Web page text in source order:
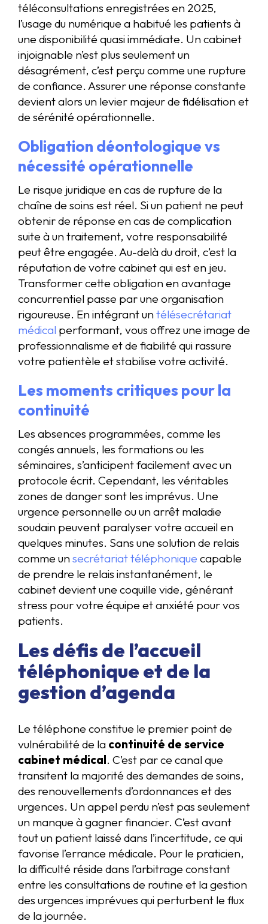
téléconsultations enregistrées en 2025,
l’usage du numérique a habitué les patients à
une disponibilité quasi immédiate. Un cabinet
injoignable n’est plus seulement un
désagrément, c’est perçu comme une rupture
de confiance. Assurer une réponse constante
devient alors un levier majeur de fidélisation et
de sérénité opérationnelle.
Obligation déontologique vs
nécessité opérationnelle
Le risque juridique en cas de rupture de la
chaîne de soins est réel. Si un patient ne peut
obtenir de réponse en cas de complication
suite à un traitement, votre responsabilité
peut être engagée. Au-delà du droit, c’est la
réputation de votre cabinet qui est en jeu.
Transformer cette obligation en avantage
concurrentiel passe par une organisation
rigoureuse. En intégrant untélésecrétariat
médical performant, vous offrez une image de
professionnalisme et de fiabilité qui rassure
votre patientèle et stabilise votre activité.
Les moments critiques pour la
continuité
Les absences programmées, comme les
congés annuels, les formations ou les
séminaires, s’anticipent facilement avec un
protocole écrit. Cependant, les véritables
zones de danger sont les imprévus. Une
urgence personnelle ou un arrêt maladie
soudain peuvent paralyser votre accueil en
quelques minutes. Sans une solution de relais
comme unsecrétariat téléphonique capable
de prendre le relais instantanément, le
cabinet devient une coquille vide, générant
stress pour votre équipe et anxiété pour vos
patients.
Les défis de l’accueil
téléphonique et de la
gestion d’agenda
Le téléphone constitue le premier point de
vulnérabilité de la continuité de service
cabinet médical. C’est par ce canal que
transitent la majorité des demandes de soins,
des renouvellements d’ordonnances et des
urgences. Un appel perdu n’est pas seulement
un manque à gagner financier. C’est avant
tout un patient laissé dans l’incertitude, ce qui
favorise l’errance médicale. Pour le praticien,
la difficulté réside dans l’arbitrage constant
entre les consultations de routine et la gestion
des urgences imprévues qui perturbent le flux
de la journée.